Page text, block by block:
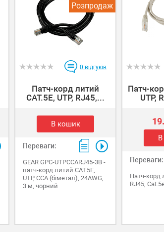
Розпродаж
0 відгуків
Патч-корд литий
САТ.5E, UTP, RJ45,...
В кошик
Переваги:
GEAR GPC-UTPCCARJ45-3B -
патч-корд литий САТ.5E,
UTP, CCA (біметал), 24AWG,
3 м, чорний
Патч-
UTP,
Переваги:
Патч-корд
RJ45,